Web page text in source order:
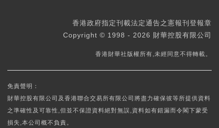
香港政府指定刊載法定通告之憲報刊登報章
Copyright © 1998 - 2026 財華控股有限公司
香港財華社版權所有,未經同意不得轉載。
免責聲明：
財華控股有限公司及香港聯合交易所有限公司將盡力確保彼等所提供資料
之準確性及可靠性,但並不保證資料絕對無誤,資料如有錯漏而令閣下蒙受
損失,本公司概不負責。